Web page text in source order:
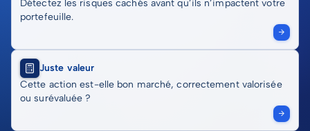
Détectez les risques cachés avant qu’ils n’impactent votre
portefeuille.
Juste valeur
Cette action est-elle bon marché, correctement valorisée
ou surévaluée ?